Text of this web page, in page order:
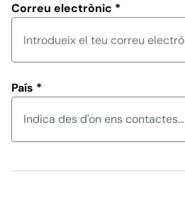
Correu electrònic *
País *
Indica des d'on ens contactes...